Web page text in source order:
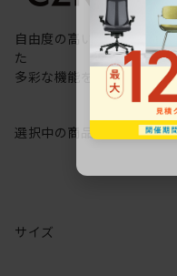
自由度の高いケーブリン
た
多彩な機能を備えた次世
選択中の商品情報 保証注意
サイズ